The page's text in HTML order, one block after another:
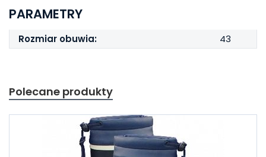
PARAMETRY
Rozmiar obuwia: 43
Polecane produkty